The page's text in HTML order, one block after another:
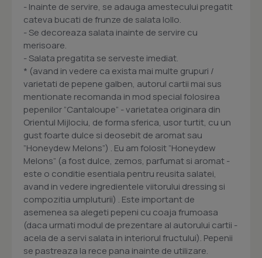
- Inainte de servire, se adauga amestecului pregatit
cateva bucati de frunze de salata lollo.
- Se decoreaza salata inainte de servire cu
merisoare.
- Salata pregatita se serveste imediat.
* (avand in vedere ca exista mai multe grupuri /
varietati de pepene galben, autorul cartii mai sus
mentionate recomanda in mod special folosirea
pepenilor ”Cantaloupe” - varietatea originara din
Orientul Mijlociu, de forma sferica, usor turtit, cu un
gust foarte dulce si deosebit de aromat sau
”Honeydew Melons”) . Eu am folosit ”Honeydew
Melons” (a fost dulce, zemos, parfumat si aromat -
este o conditie esentiala pentru reusita salatei,
avand in vedere ingredientele viitorului dressing si
compozitia umpluturii) . Este important de
asemenea sa alegeti pepeni cu coaja frumoasa
(daca urmati modul de prezentare al autorului cartii -
acela de a servi salata in interiorul fructului). Pepenii
se pastreaza la rece pana inainte de utilizare.